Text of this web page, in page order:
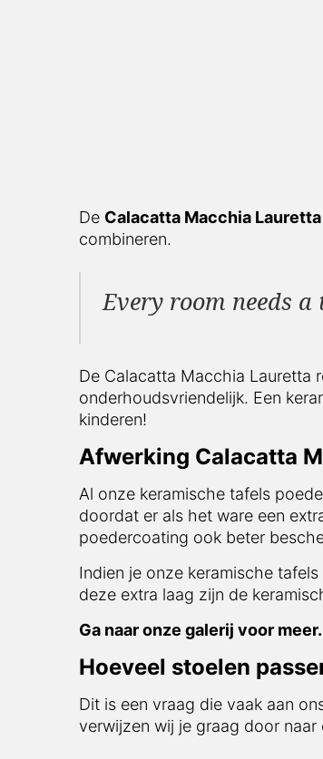
De Calacatta Macchia Lauretta
combineren.
Every room needs a
De Calacatta Macchia Lauretta
onderhoudsvriendelijk. Een
kinderen!
Afwerking Calacatta
Al onze keramische tafels
doordat er als het ware een
poedercoating ook beter
Indien je onze keramische
deze extra laag zijn de
Ga naar onze galerij voor meer.
Hoeveel stoelen
Dit is een vraag die vaak aan
verwijzen wij je graag door